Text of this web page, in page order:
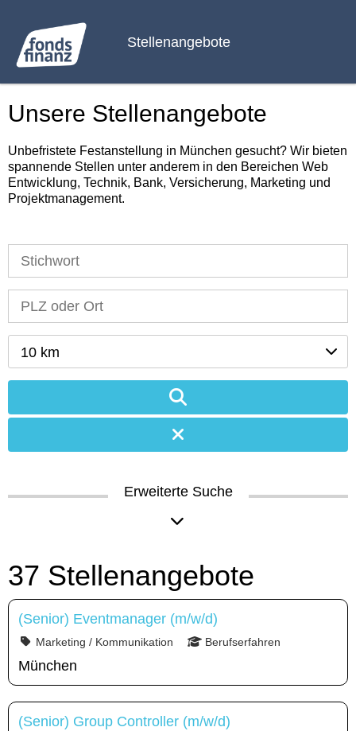
Stellenangebote
Unsere Stellenangebote
Unbefristete Festanstellung in München gesucht? Wir bieten
spannende Stellen unter anderem in den Bereichen Web
Entwicklung, Technik, Bank, Versicherung, Marketing und
Projektmanagement.
10 km
Erweiterte Suche
37 Stellenangebote
(Senior) Eventmanager (m/w/d)
Marketing / Kommunikation Berufserfahren
München
(Senior) Group Controller (m/w/d)